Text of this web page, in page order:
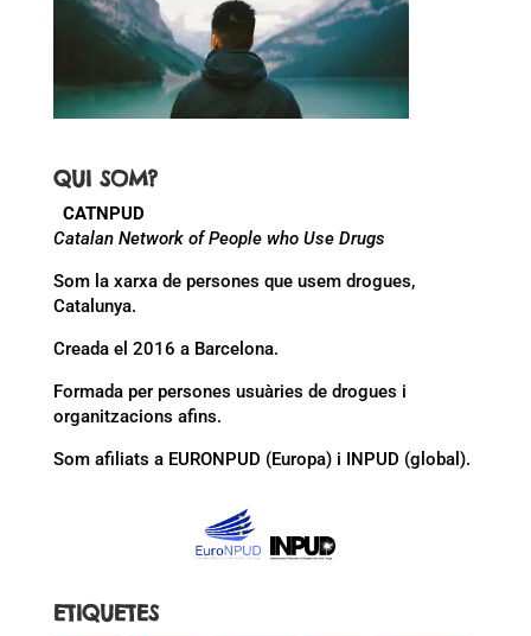
QUI SOM?
CATNPUD
Catalan Network of People who Use Drugs
Som la xarxa de persones que usem drogues,
Catalunya.
Creada el 2016 a Barcelona.
Formada per persones usuàries de drogues i
organitzacions afins.
Som afiliats a EURONPUD (Europa) i INPUD (global).
ETIQUETES